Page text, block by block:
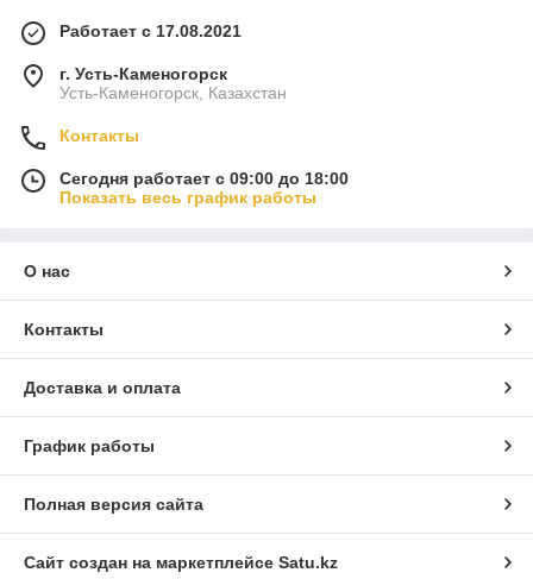
Работает с 17.08.2021
г. Усть-Каменогорск
Усть-Каменогорск, Казахстан
Контакты
Сегодня работает с 09:00 до 18:00
Показать весь график работы
О нас
Контакты
Доставка и оплата
График работы
Полная версия сайта
Сайт создан на маркетплейсе Satu.kz